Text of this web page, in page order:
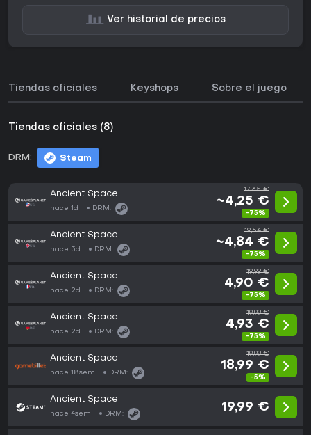
Ver historial de precios
Tiendas oficiales Keyshops Sobre el juego
Tiendas oficiales (8)
DRM: Steam
Ancient Space
hace 1d DRM:
17,35 €
~4,25 €
-75%
Ancient Space
hace 3d DRM:
19,54 €
~4,84 €
-75%
Ancient Space
hace 2d DRM:
19,99 €
4,90 €
-75%
Ancient Space
hace 2d DRM:
19,99 €
4,93 €
-75%
Ancient Space
hace 18sem DRM:
19,99 €
18,99 €
-5%
Ancient Space
hace 4sem DRM:
19,99 €